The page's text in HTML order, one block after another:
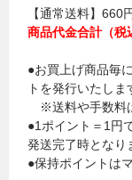
【通常送料】
商品代金合計（税
●お買上げ商品毎
トを発行いたしま
※送料や手数料
●1ポイント＝1円
発送完了時となり
●保持ポイントは